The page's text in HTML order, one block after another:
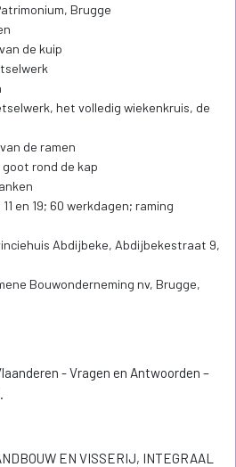
Brugge
de kuip
het volledig wiekenkruis, de
de ramen
rond de kap
en 19; 60 werkdagen; raming
Abdijbeke, Abdijbekestraat 9,
Bouwonderneming nv, Brugge,
- Vragen en Antwoorden –
EN VISSERIJ, INTEGRAAL